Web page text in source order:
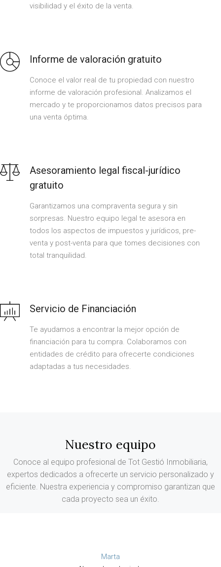
visibilidad y el éxito de la venta.
Informe de valoración gratuito
Conoce el valor real de tu propiedad con nuestro
informe de valoración profesional. Analizamos el
mercado y te proporcionamos datos precisos para
una venta óptima.
Asesoramiento legal fiscal-jurídico
gratuito
Garantizamos una compraventa segura y sin
sorpresas. Nuestro equipo legal te asesora en
todos los aspectos de impuestos y jurídicos, pre-
venta y post-venta para que tomes decisiones con
total tranquilidad.
Servicio de Financiación
Te ayudamos a encontrar la mejor opción de
financiación para tu compra. Colaboramos con
entidades de crédito para ofrecerte condiciones
adaptadas a tus necesidades.
Nuestro equipo
Conoce al equipo profesional de Tot Gestió Inmobiliaria,
expertos dedicados a ofrecerte un servicio personalizado y
eficiente. Nuestra experiencia y compromiso garantizan que
cada proyecto sea un éxito.
Marta